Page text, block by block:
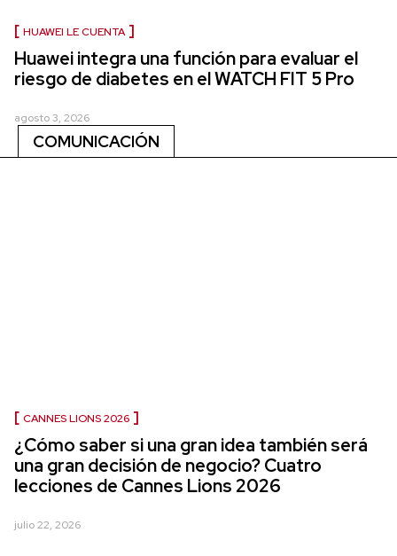
HUAWEI LE CUENTA
Huawei integra una función para evaluar el
riesgo de diabetes en el WATCH FIT 5 Pro
agosto 3, 2026
COMUNICACIÓN
CANNES LIONS 2026
¿Cómo saber si una gran idea también será
una gran decisión de negocio? Cuatro
lecciones de Cannes Lions 2026
julio 22, 2026